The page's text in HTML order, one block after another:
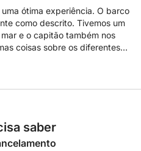
ótima experiência. O barco
como descrito. Tivemos um
e o capitão também nos
coisas sobre os diferentes
tivemos a oportunidade de ver
saber